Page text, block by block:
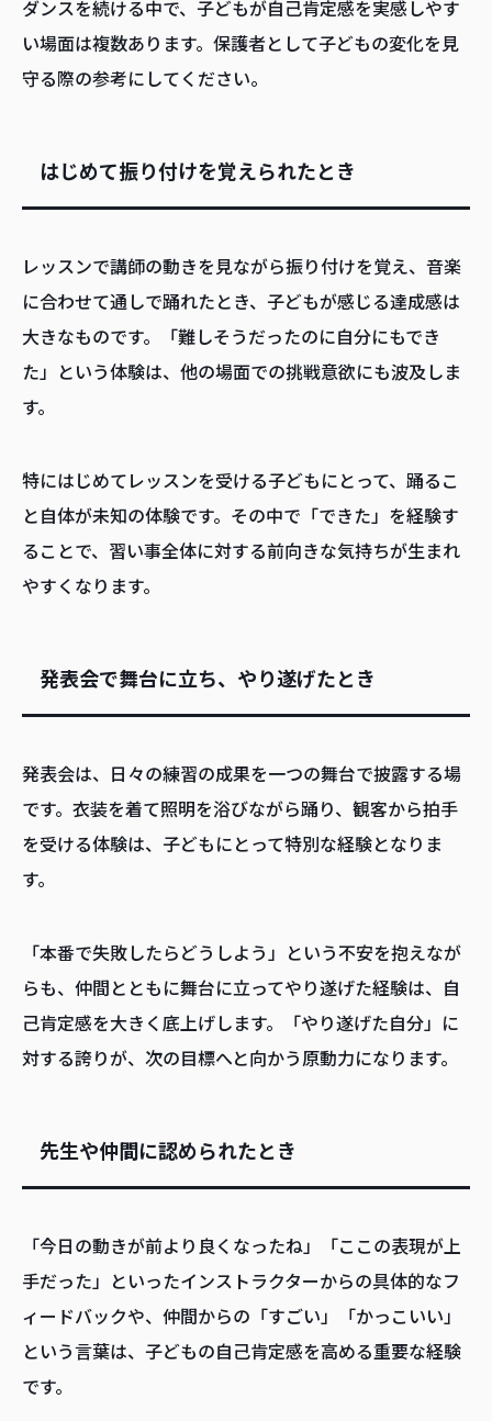
ダンスを続ける中で、子どもが自己肯定感を実感しやす
い場面は複数あります。保護者として子どもの変化を見
守る際の参考にしてください。
はじめて振り付けを覚えられたとき
レッスンで講師の動きを見ながら振り付けを覚え、音楽
に合わせて通しで踊れたとき、子どもが感じる達成感は
大きなものです。「難しそうだったのに自分にもでき
た」という体験は、他の場面での挑戦意欲にも波及しま
す。
特にはじめてレッスンを受ける子どもにとって、踊るこ
と自体が未知の体験です。その中で「できた」を経験す
ることで、習い事全体に対する前向きな気持ちが生まれ
やすくなります。
発表会で舞台に立ち、やり遂げたとき
発表会は、日々の練習の成果を一つの舞台で披露する場
です。衣装を着て照明を浴びながら踊り、観客から拍手
を受ける体験は、子どもにとって特別な経験となりま
す。
「本番で失敗したらどうしよう」という不安を抱えなが
らも、仲間とともに舞台に立ってやり遂げた経験は、自
己肯定感を大きく底上げします。「やり遂げた自分」に
対する誇りが、次の目標へと向かう原動力になります。
先生や仲間に認められたとき
「今日の動きが前より良くなったね」「ここの表現が上
手だった」といったインストラクターからの具体的なフ
ィードバックや、仲間からの「すごい」「かっこいい」
という言葉は、子どもの自己肯定感を高める重要な経験
です。